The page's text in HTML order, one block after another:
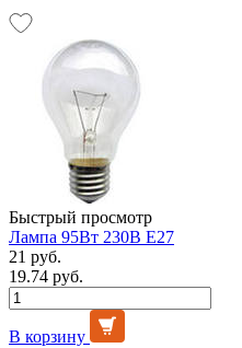
Быстрый просмотр
Лампа 95Вт 230В Е27
21 руб.
19.74 руб.
В корзину